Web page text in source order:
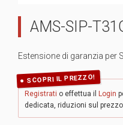
AMS-SIP-
Estensione di garanzia per
SCOPRI IL PREZZO!
Registrati o effettua il Login
dedicata, riduzioni sul